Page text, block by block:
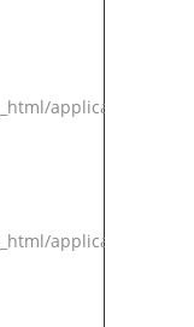
application/
application/